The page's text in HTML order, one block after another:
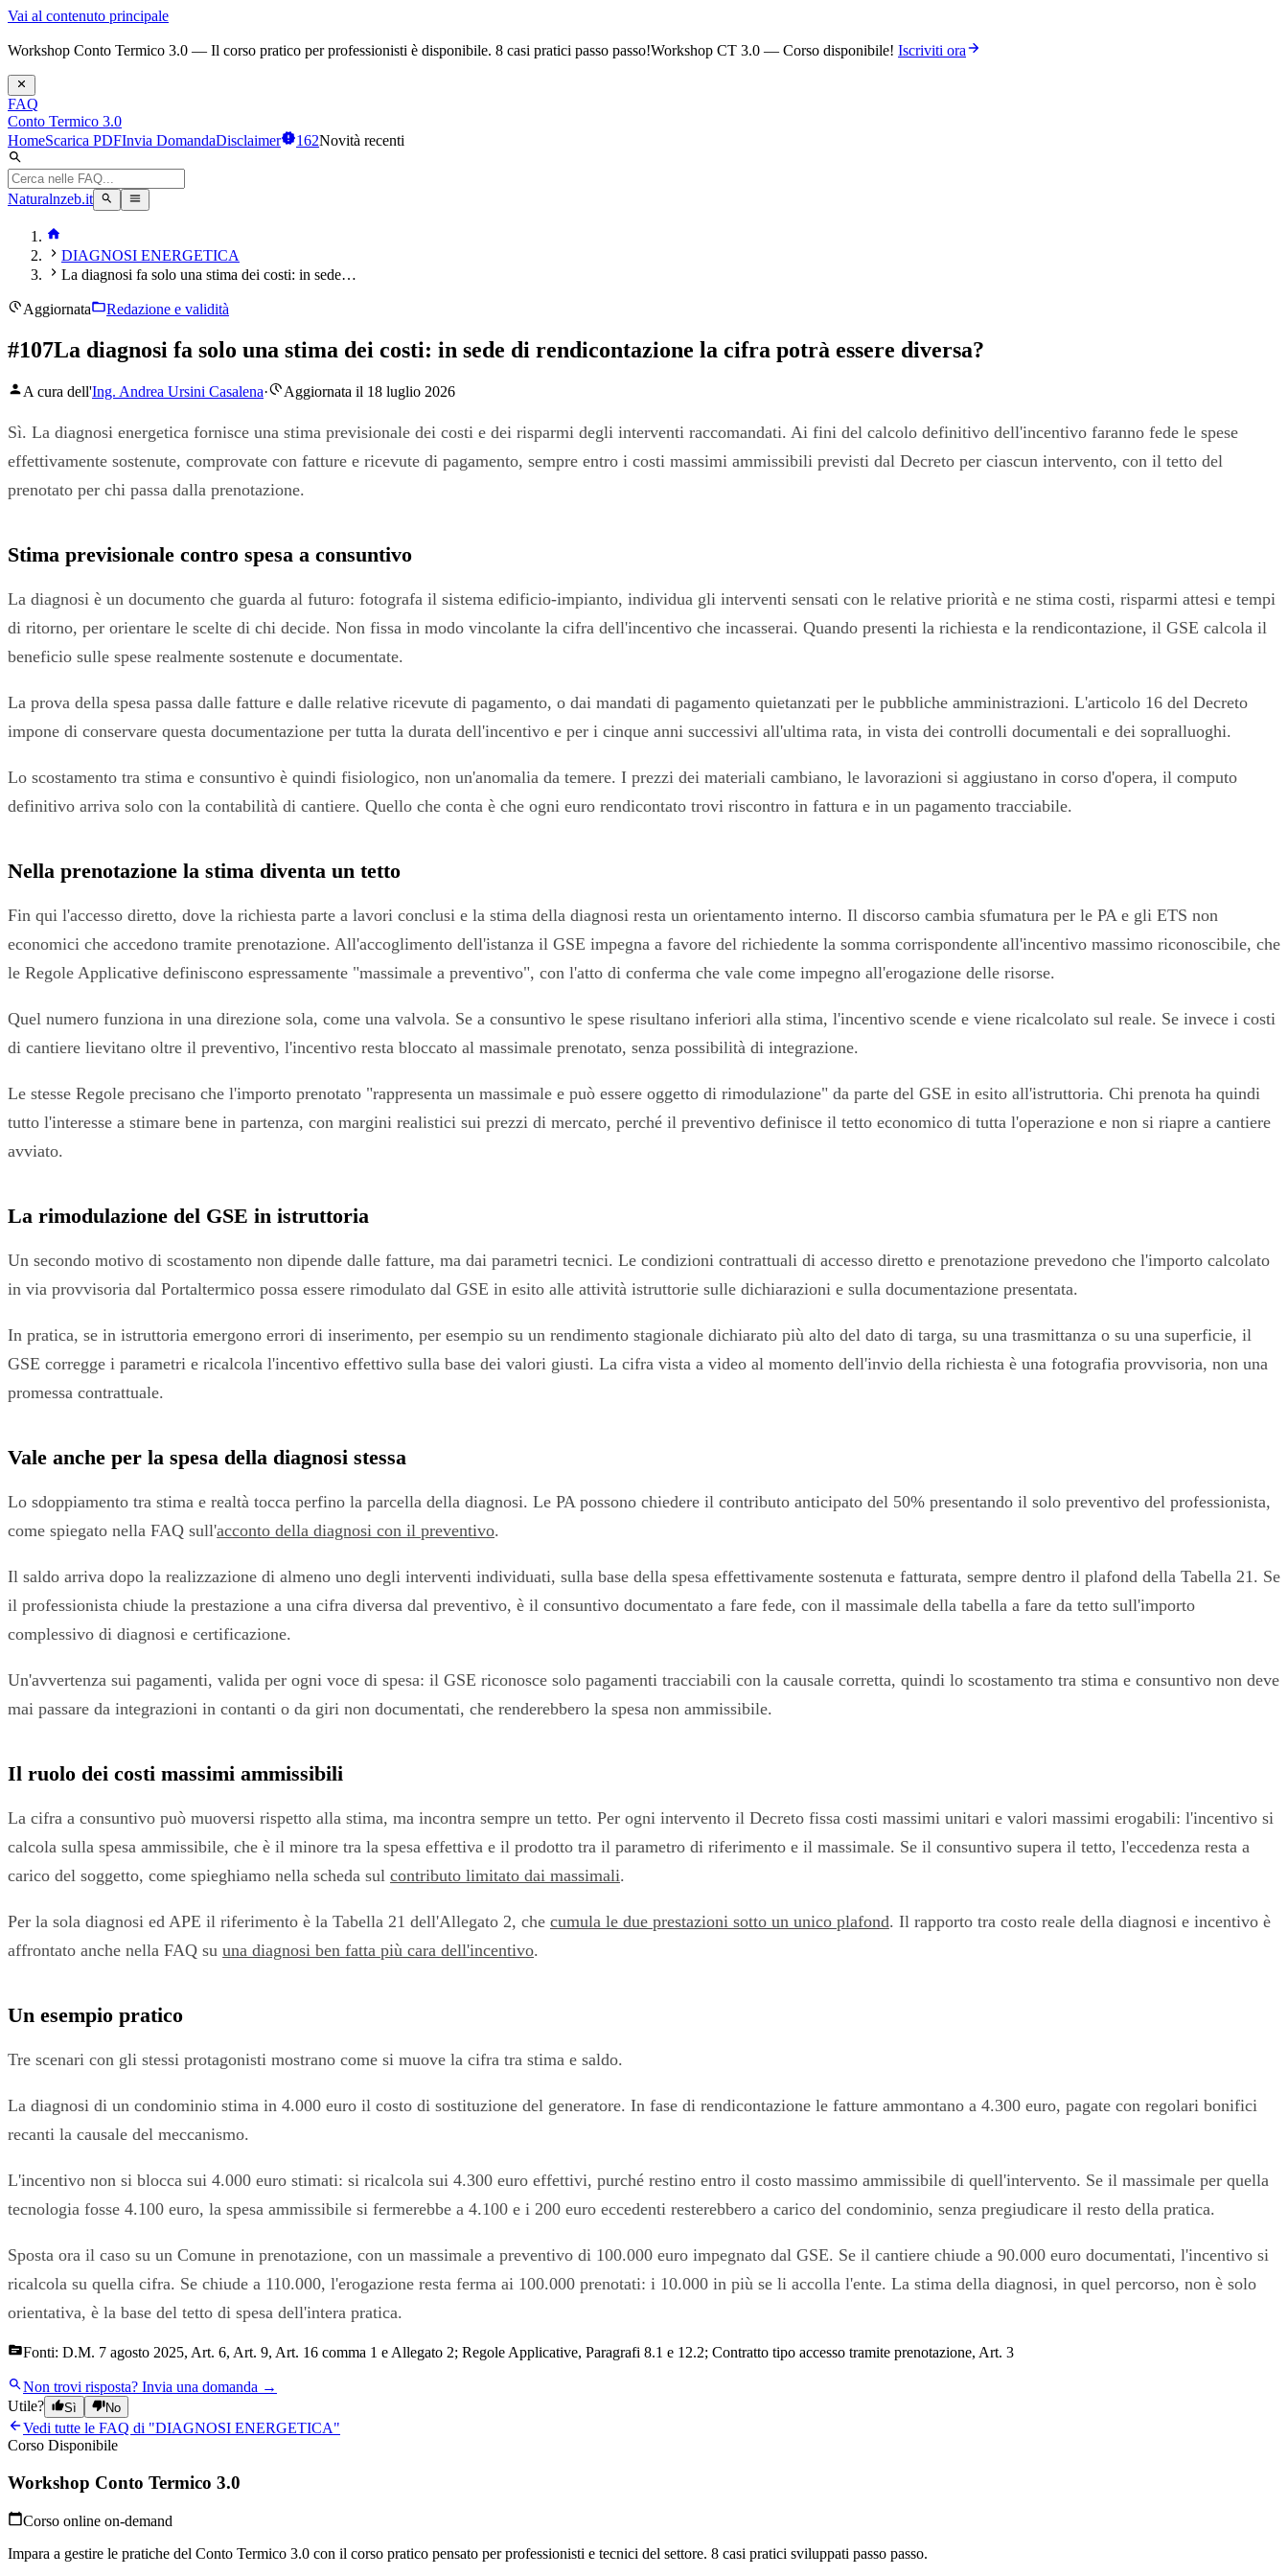
Vai al contenuto principale
Workshop Conto Termico 3.0 — Il corso pratico per professionisti è disponibile. 8 casi pratici passo passo!Workshop CT 3.0 — Corso disponibile! Iscriviti ora
FAQ
Conto Termico 3.0
HomeScarica PDFInvia DomandaDisclaimer 162Novità recenti
Naturalnzeb.it
DIAGNOSI ENERGETICA
La diagnosi fa solo una stima dei costi: in sede…
Aggiornata Redazione e validità
#107La diagnosi fa solo una stima dei costi: in sede di rendicontazione la cifra potrà essere diversa?
A cura dell'Ing. Andrea Ursini Casalena· Aggiornata il 18 luglio 2026
Sì. La diagnosi energetica fornisce una stima previsionale dei costi e dei risparmi degli interventi raccomandati. Ai fini del calcolo definitivo dell'incentivo faranno fede le spese
effettivamente sostenute, comprovate con fatture e ricevute di pagamento, sempre entro i costi massimi ammissibili previsti dal Decreto per ciascun intervento, con il tetto del
prenotato per chi passa dalla prenotazione.
Stima previsionale contro spesa a consuntivo
La diagnosi è un documento che guarda al futuro: fotografa il sistema edificio-impianto, individua gli interventi sensati con le relative priorità e ne stima costi, risparmi attesi e tempi
di ritorno, per orientare le scelte di chi decide. Non fissa in modo vincolante la cifra dell'incentivo che incasserai. Quando presenti la richiesta e la rendicontazione, il GSE calcola il
beneficio sulle spese realmente sostenute e documentate.
La prova della spesa passa dalle fatture e dalle relative ricevute di pagamento, o dai mandati di pagamento quietanzati per le pubbliche amministrazioni. L'articolo 16 del Decreto
impone di conservare questa documentazione per tutta la durata dell'incentivo e per i cinque anni successivi all'ultima rata, in vista dei controlli documentali e dei sopralluoghi.
Lo scostamento tra stima e consuntivo è quindi fisiologico, non un'anomalia da temere. I prezzi dei materiali cambiano, le lavorazioni si aggiustano in corso d'opera, il computo
definitivo arriva solo con la contabilità di cantiere. Quello che conta è che ogni euro rendicontato trovi riscontro in fattura e in un pagamento tracciabile.
Nella prenotazione la stima diventa un tetto
Fin qui l'accesso diretto, dove la richiesta parte a lavori conclusi e la stima della diagnosi resta un orientamento interno. Il discorso cambia sfumatura per le PA e gli ETS non
economici che accedono tramite prenotazione. All'accoglimento dell'istanza il GSE impegna a favore del richiedente la somma corrispondente all'incentivo massimo riconoscibile, che
le Regole Applicative definiscono espressamente "massimale a preventivo", con l'atto di conferma che vale come impegno all'erogazione delle risorse.
Quel numero funziona in una direzione sola, come una valvola. Se a consuntivo le spese risultano inferiori alla stima, l'incentivo scende e viene ricalcolato sul reale. Se invece i costi
di cantiere lievitano oltre il preventivo, l'incentivo resta bloccato al massimale prenotato, senza possibilità di integrazione.
Le stesse Regole precisano che l'importo prenotato "rappresenta un massimale e può essere oggetto di rimodulazione" da parte del GSE in esito all'istruttoria. Chi prenota ha quindi
tutto l'interesse a stimare bene in partenza, con margini realistici sui prezzi di mercato, perché il preventivo definisce il tetto economico di tutta l'operazione e non si riapre a cantiere
avviato.
La rimodulazione del GSE in istruttoria
Un secondo motivo di scostamento non dipende dalle fatture, ma dai parametri tecnici. Le condizioni contrattuali di accesso diretto e prenotazione prevedono che l'importo calcolato
in via provvisoria dal Portaltermico possa essere rimodulato dal GSE in esito alle attività istruttorie sulle dichiarazioni e sulla documentazione presentata.
In pratica, se in istruttoria emergono errori di inserimento, per esempio su un rendimento stagionale dichiarato più alto del dato di targa, su una trasmittanza o su una superficie, il
GSE corregge i parametri e ricalcola l'incentivo effettivo sulla base dei valori giusti. La cifra vista a video al momento dell'invio della richiesta è una fotografia provvisoria, non una
promessa contrattuale.
Vale anche per la spesa della diagnosi stessa
Lo sdoppiamento tra stima e realtà tocca perfino la parcella della diagnosi. Le PA possono chiedere il contributo anticipato del 50% presentando il solo preventivo del professionista,
come spiegato nella FAQ sull'acconto della diagnosi con il preventivo.
Il saldo arriva dopo la realizzazione di almeno uno degli interventi individuati, sulla base della spesa effettivamente sostenuta e fatturata, sempre dentro il plafond della Tabella 21. Se
il professionista chiude la prestazione a una cifra diversa dal preventivo, è il consuntivo documentato a fare fede, con il massimale della tabella a fare da tetto sull'importo
complessivo di diagnosi e certificazione.
Un'avvertenza sui pagamenti, valida per ogni voce di spesa: il GSE riconosce solo pagamenti tracciabili con la causale corretta, quindi lo scostamento tra stima e consuntivo non deve
mai passare da integrazioni in contanti o da giri non documentati, che renderebbero la spesa non ammissibile.
Il ruolo dei costi massimi ammissibili
La cifra a consuntivo può muoversi rispetto alla stima, ma incontra sempre un tetto. Per ogni intervento il Decreto fissa costi massimi unitari e valori massimi erogabili: l'incentivo si
calcola sulla spesa ammissibile, che è il minore tra la spesa effettiva e il prodotto tra il parametro di riferimento e il massimale. Se il consuntivo supera il tetto, l'eccedenza resta a
carico del soggetto, come spieghiamo nella scheda sul contributo limitato dai massimali.
Per la sola diagnosi ed APE il riferimento è la Tabella 21 dell'Allegato 2, che cumula le due prestazioni sotto un unico plafond. Il rapporto tra costo reale della diagnosi e incentivo è
affrontato anche nella FAQ su una diagnosi ben fatta più cara dell'incentivo.
Un esempio pratico
Tre scenari con gli stessi protagonisti mostrano come si muove la cifra tra stima e saldo.
La diagnosi di un condominio stima in 4.000 euro il costo di sostituzione del generatore. In fase di rendicontazione le fatture ammontano a 4.300 euro, pagate con regolari bonifici
recanti la causale del meccanismo.
L'incentivo non si blocca sui 4.000 euro stimati: si ricalcola sui 4.300 euro effettivi, purché restino entro il costo massimo ammissibile di quell'intervento. Se il massimale per quella
tecnologia fosse 4.100 euro, la spesa ammissibile si fermerebbe a 4.100 e i 200 euro eccedenti resterebbero a carico del condominio, senza pregiudicare il resto della pratica.
Sposta ora il caso su un Comune in prenotazione, con un massimale a preventivo di 100.000 euro impegnato dal GSE. Se il cantiere chiude a 90.000 euro documentati, l'incentivo si
ricalcola su quella cifra. Se chiude a 110.000, l'erogazione resta ferma ai 100.000 prenotati: i 10.000 in più se li accolla l'ente. La stima della diagnosi, in quel percorso, non è solo
orientativa, è la base del tetto di spesa dell'intera pratica.
Fonti: D.M. 7 agosto 2025, Art. 6, Art. 9, Art. 16 comma 1 e Allegato 2; Regole Applicative, Paragrafi 8.1 e 12.2; Contratto tipo accesso tramite prenotazione, Art. 3
Non trovi risposta? Invia una domanda →
Utile?
Sì No
Vedi tutte le FAQ di "DIAGNOSI ENERGETICA"
Corso Disponibile
Workshop Conto Termico 3.0
Corso online on-demand
Impara a gestire le pratiche del Conto Termico 3.0 con il corso pratico pensato per professionisti e tecnici del settore. 8 casi pratici sviluppati passo passo.